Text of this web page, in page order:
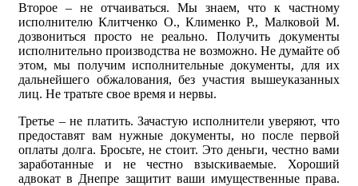
Второе – не отчаиваться. Мы знаем, что к частному
исполнителю Клитченко О., Клименко Р., Малковой М.
дозвониться просто не реально. Получить документы
исполнительно производства не возможно. Не думайте об
этом, мы получим исполнительные документы, для их
дальнейшего обжалования, без участия вышеуказанных
лиц. Не тратьте свое время и нервы.
Третье – не платить. Зачастую исполнители уверяют, что
предоставят вам нужные документы, но после первой
оплаты долга. Бросьте, не стоит. Это деньги, честно вами
заработанные и не честно взыскиваемые. Хороший
адвокат в Днепре защитит ваши имущественные права.